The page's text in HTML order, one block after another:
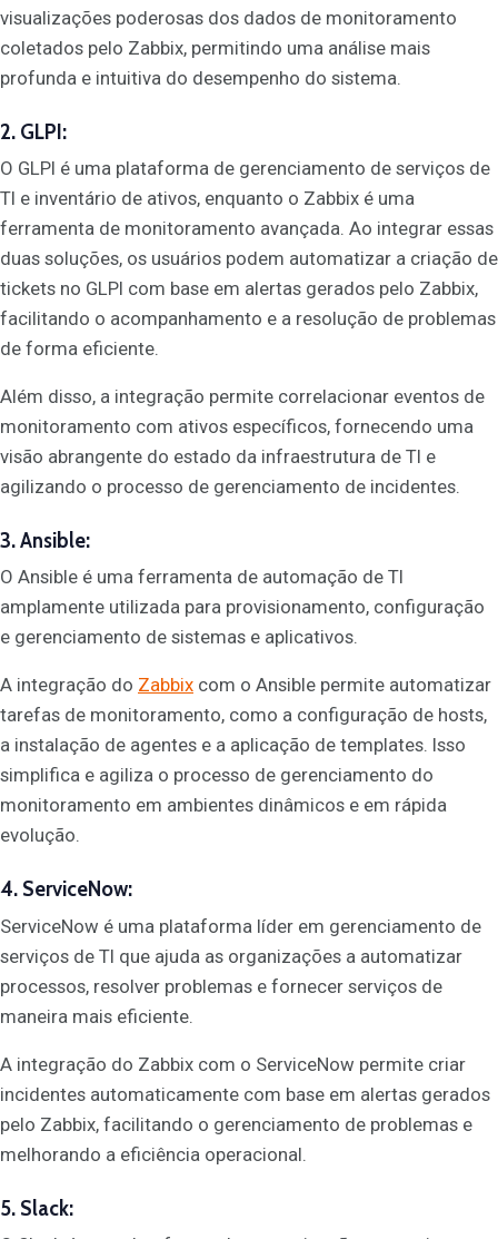
visualizações poderosas dos dados de monitoramento
coletados pelo Zabbix, permitindo uma análise mais
profunda e intuitiva do desempenho do sistema.
2. GLPI:
O GLPI é uma plataforma de gerenciamento de serviços de
TI e inventário de ativos, enquanto o Zabbix é uma
ferramenta de monitoramento avançada. Ao integrar essas
duas soluções, os usuários podem automatizar a criação de
tickets no GLPI com base em alertas gerados pelo Zabbix,
facilitando o acompanhamento e a resolução de problemas
de forma eficiente.
Além disso, a integração permite correlacionar eventos de
monitoramento com ativos específicos, fornecendo uma
visão abrangente do estado da infraestrutura de TI e
agilizando o processo de gerenciamento de incidentes.
3. Ansible:
O Ansible é uma ferramenta de automação de TI
amplamente utilizada para provisionamento, configuração
e gerenciamento de sistemas e aplicativos.
A integração do Zabbix com o Ansible permite automatizar
tarefas de monitoramento, como a configuração de hosts,
a instalação de agentes e a aplicação de templates. Isso
simplifica e agiliza o processo de gerenciamento do
monitoramento em ambientes dinâmicos e em rápida
evolução.
4. ServiceNow:
ServiceNow é uma plataforma líder em gerenciamento de
serviços de TI que ajuda as organizações a automatizar
processos, resolver problemas e fornecer serviços de
maneira mais eficiente.
A integração do Zabbix com o ServiceNow permite criar
incidentes automaticamente com base em alertas gerados
pelo Zabbix, facilitando o gerenciamento de problemas e
melhorando a eficiência operacional.
5. Slack: